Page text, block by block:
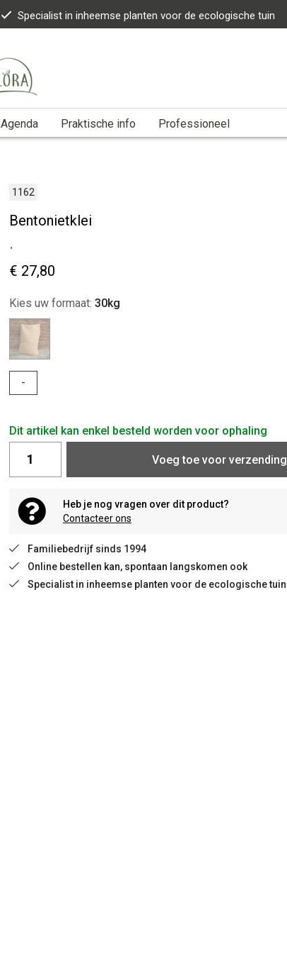
Specialist in inheemse planten voor de ecologische tuin
Agenda Praktische info Professioneel
1162
Bentonietklei
.
€ 27,80
Kies uw formaat: 30kg
-
Dit artikel kan enkel besteld worden voor ophaling
Voeg toe voor verzending
Heb je nog vragen over dit product?
Contacteer ons
Familiebedrijf sinds 1994
Online bestellen kan, spontaan langskomen ook
Specialist in inheemse planten voor de ecologische tuin